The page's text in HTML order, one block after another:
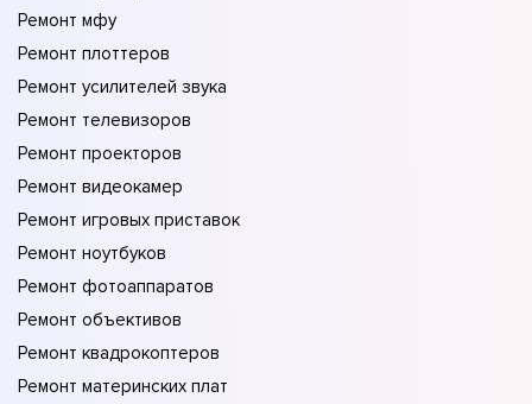
Ремонт мфу
Ремонт плоттеров
Ремонт усилителей звука
Ремонт телевизоров
Ремонт проекторов
Ремонт видеокамер
Ремонт игровых приставок
Ремонт ноутбуков
Ремонт фотоаппаратов
Ремонт объективов
Ремонт квадрокоптеров
Ремонт материнских плат